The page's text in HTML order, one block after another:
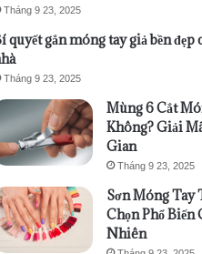
Tháng 9 23, 2025
quyết gắn móng tay giả bền đẹp
Tháng 9 23, 2025
Mùng 6 Cắt
Không? Giải
Gian
Tháng 9 23, 2025
Sơn Móng Tay
Chọn Phổ Biến
Nhiên